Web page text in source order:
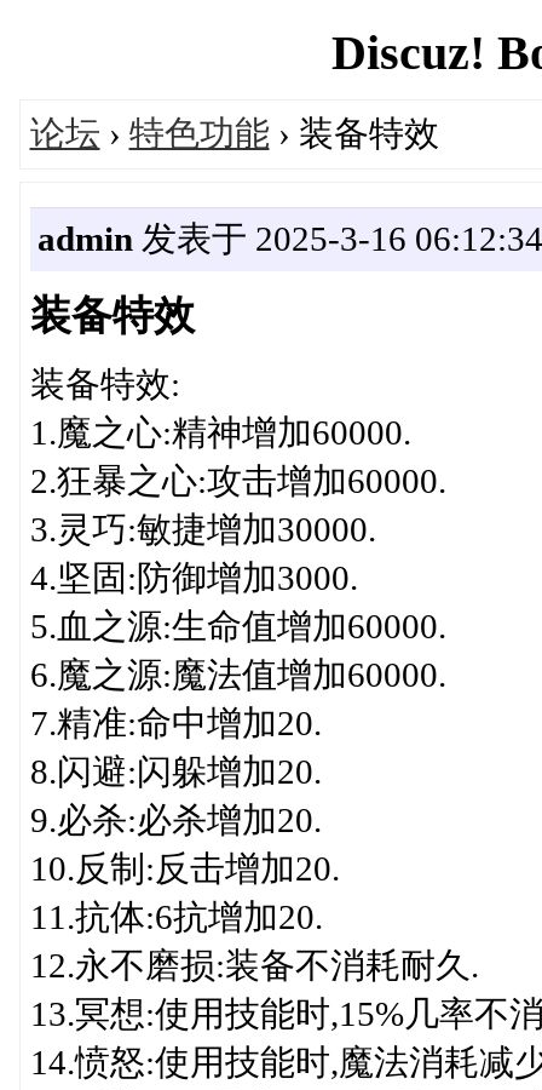
Discuz!
论坛 › 特色功能› 装备特效
admin 发表于 2025-3-16 06:12:34
装备特效
装备特效:
1.魔之心:精神增加60000.
2.狂暴之心:攻击增加60000.
3.灵巧:敏捷增加30000.
4.坚固:防御增加3000.
5.血之源:生命值增加60000.
6.魔之源:魔法值增加60000.
7.精准:命中增加20.
8.闪避:闪躲增加20.
9.必杀:必杀增加20.
10.反制:反击增加20.
11.抗体:6抗增加20.
12.永不磨损:装备不消耗耐久.
13.冥想:使用技能时,15%几率不
14.愤怒:使用技能时,魔法消耗减